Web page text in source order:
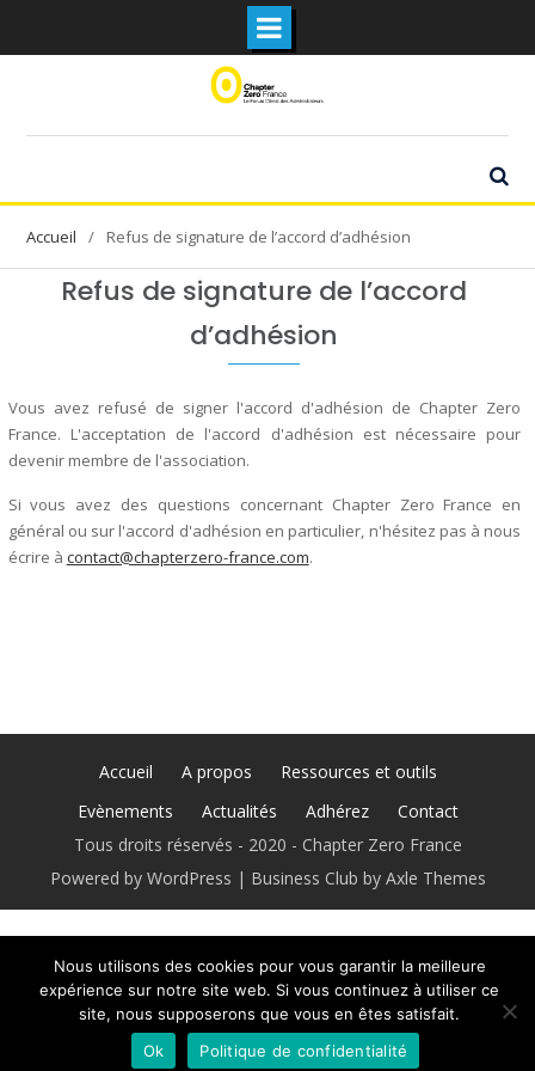
Refus de signature de l’accord d’adhésion
Refus de signature de l’accord
d’adhésion
Vous avez refusé de signer l'accord d'adhésion de Chapter Zero
France. L'acceptation de l'accord d'adhésion est nécessaire pour
devenir membre de l'association.
Si vous avez des questions concernant Chapter Zero France en
général ou sur l'accord d'adhésion en particulier, n'hésitez pas à nous
écrire à contact@chapterzero-france.com.
Accueil A propos
Ressources et outils
Evènements
Actualités Adhérez
Contact
Tous droits réservés - 2020 - Chapter Zero France
Powered by WordPress | Business Club by Axle Themes
Nous utilisons des cookies pour vous garantir la meilleure
expérience sur notre site web. Si vous continuez à utiliser ce
site, nous supposerons que vous en êtes satisfait.
Ok
Politique de confidentialité